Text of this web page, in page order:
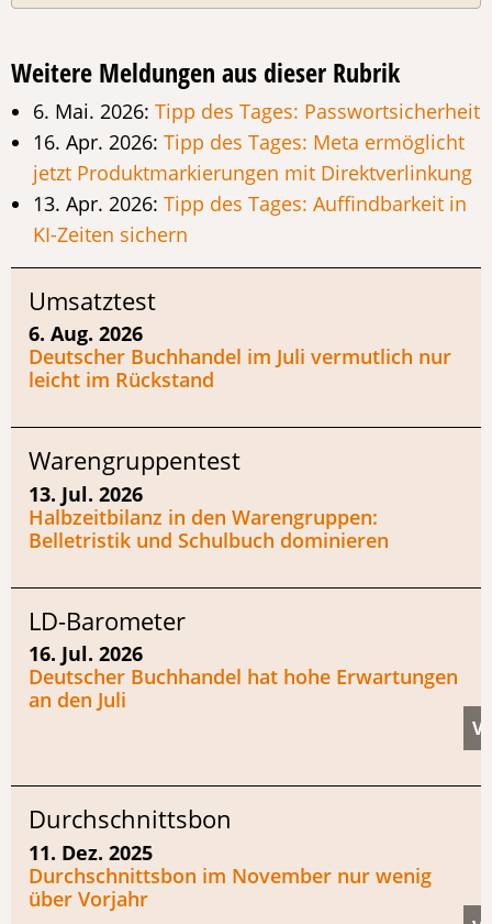
Weitere Meldungen aus dieser Rubrik
6. Mai. 2026: Tipp des Tages: Passwortsicherheit
16. Apr. 2026: Tipp des Tages: Meta ermöglicht
jetzt Produktmarkierungen mit Direktverlinkung
13. Apr. 2026: Tipp des Tages: Auffindbarkeit in
KI-Zeiten sichern
Umsatztest
6. Aug. 2026
Deutscher Buchhandel im Juli vermutlich nur
leicht im Rückstand
Warengruppentest
13. Jul. 2026
Halbzeitbilanz in den Warengruppen:
Belletristik und Schulbuch dominieren
LD-Barometer
16. Jul. 2026
Deutscher Buchhandel hat hohe Erwartungen
an den Juli
Durchschnittsbon
11. Dez. 2025
Durchschnittsbon im November nur wenig
über Vorjahr